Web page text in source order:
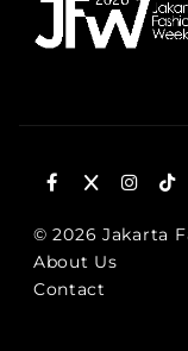
© 2026 Jakarta
About Us
Contact